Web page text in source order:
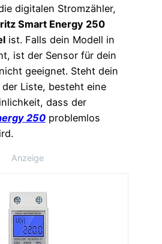
digitalen Stromzähler,
Smart Energy 250
ist. Falls dein Modell in
ist der Sensor für dein
geeignet. Steht dein
Liste, besteht eine
dass der
250 problemlos
Anzeige